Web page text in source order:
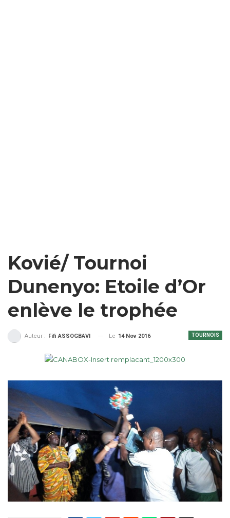
Kovié/ Tournoi
Dunenyo: Etoile d’Or
enlève le trophée
TOURNOIS
Auteur : Fifi ASSOGBAVI Le 14 Nov 2016